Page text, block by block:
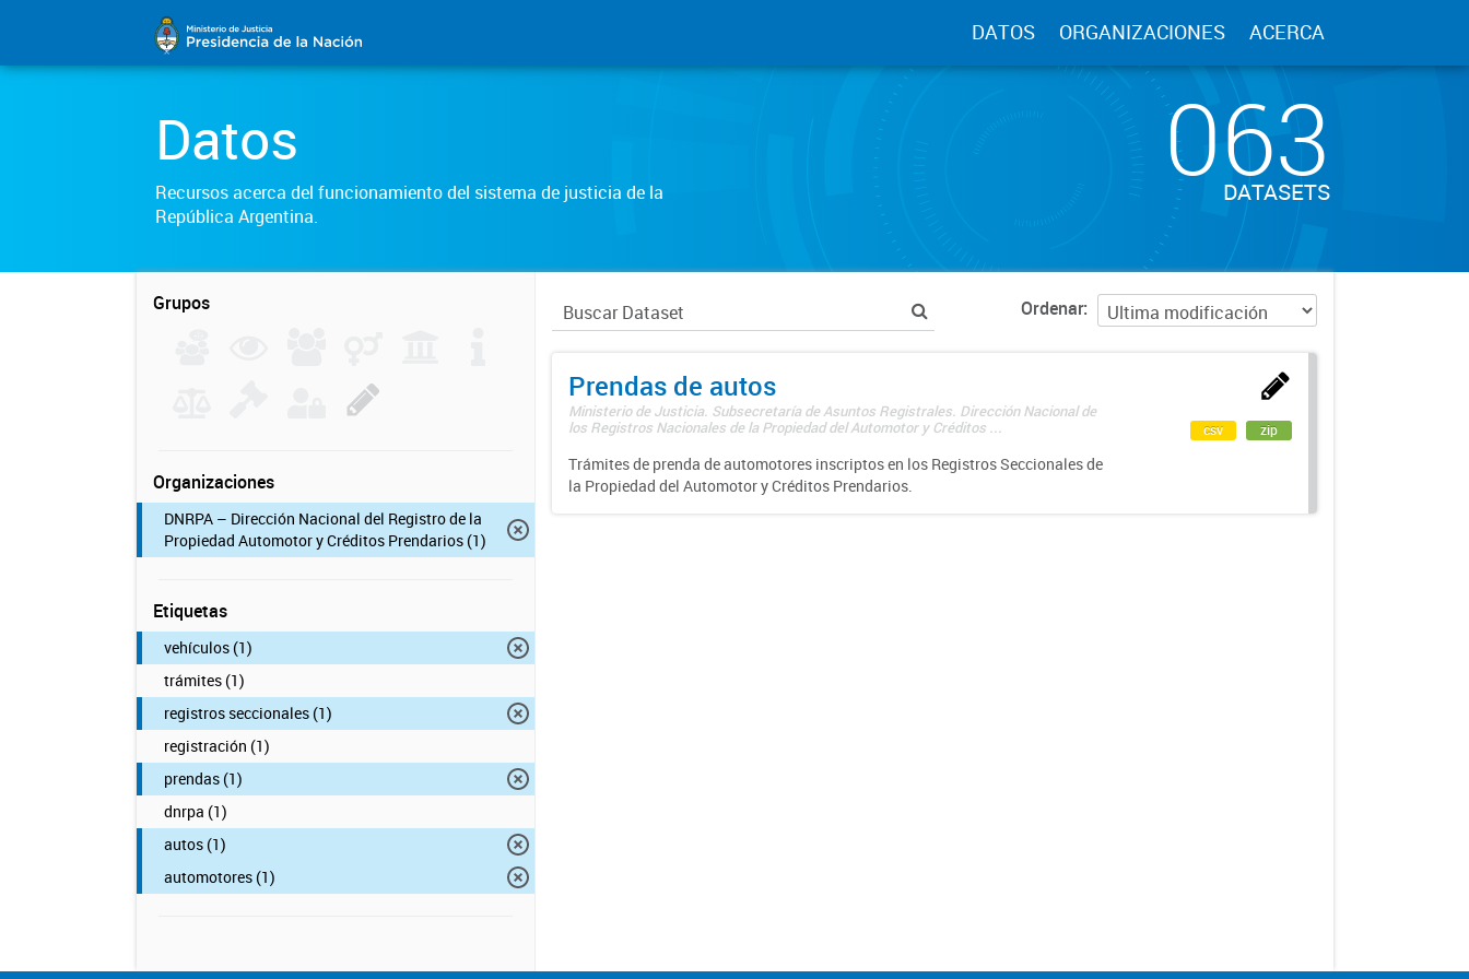
DATOS ORGANIZACIONES ACERCA
Datos
Recursos acerca del funcionamiento del sistema de justicia de la
República Argentina.
063
DATASETS
Grupos
Organizaciones
DNRPA – Dirección Nacional del Registro de la
Propiedad Automotor y Créditos Prendarios (1)
Etiquetas
vehículos (1)
trámites (1)
registros seccionales (1)
registración (1)
prendas (1)
dnrpa (1)
autos (1)
automotores (1)
Ordenar
Prendas de autos
Ministerio de Justicia. Subsecretaría de Asuntos Registrales. Dirección Nacional de
los Registros Nacionales de la Propiedad del Automotor y Créditos ...
Trámites de prenda de automotores inscriptos en los Registros Seccionales de
la Propiedad del Automotor y Créditos Prendarios.
csv zip